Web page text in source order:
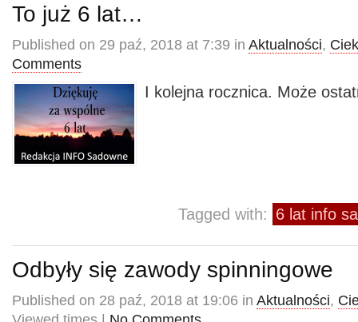
To już 6 lat…
Published on 29 paź, 2018 at 7:39 in Aktualności,
Comments
I kolejna rocznica. Może
Tagged with: 6 lat info
Odbyły się zawody spinningowe
Published on 28 paź, 2018 at 19:06 in Aktualności,